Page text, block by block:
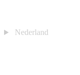
Nederland